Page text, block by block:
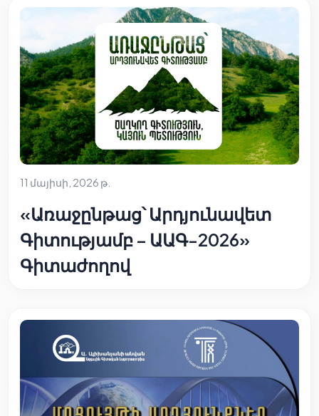
11 մայիսի, 2026 թ.
«Առաջընթաց՝ Արդյունավետ
Գիտությամբ – ԱԱԳ-2026»
Գիտաժողով